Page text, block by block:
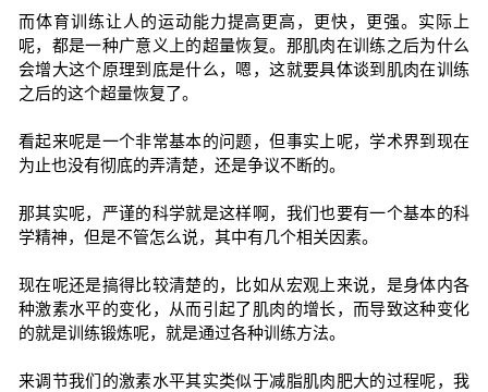
而体育训练让人的运动能力提高更高，更快，更强。实际上
呢，都是一种广意义上的超量恢复。那肌肉在训练之后为什么
会增大这个原理到底是什么，嗯，这就要具体谈到肌肉在训练
之后的这个超量恢复了。
看起来呢是一个非常基本的问题，但事实上呢，学术界到现在
为止也没有彻底的弄清楚，还是争议不断的。
那其实呢，严谨的科学就是这样啊，我们也要有一个基本的科
学精神，但是不管怎么说，其中有几个相关因素。
现在呢还是搞得比较清楚的，比如从宏观上来说，是身体内各
种激素水平的变化，从而引起了肌肉的增长，而导致这种变化
的就是训练锻炼呢，就是通过各种训练方法。
来调节我们的激素水平其实类似于减脂肌肉肥大的过程呢，我